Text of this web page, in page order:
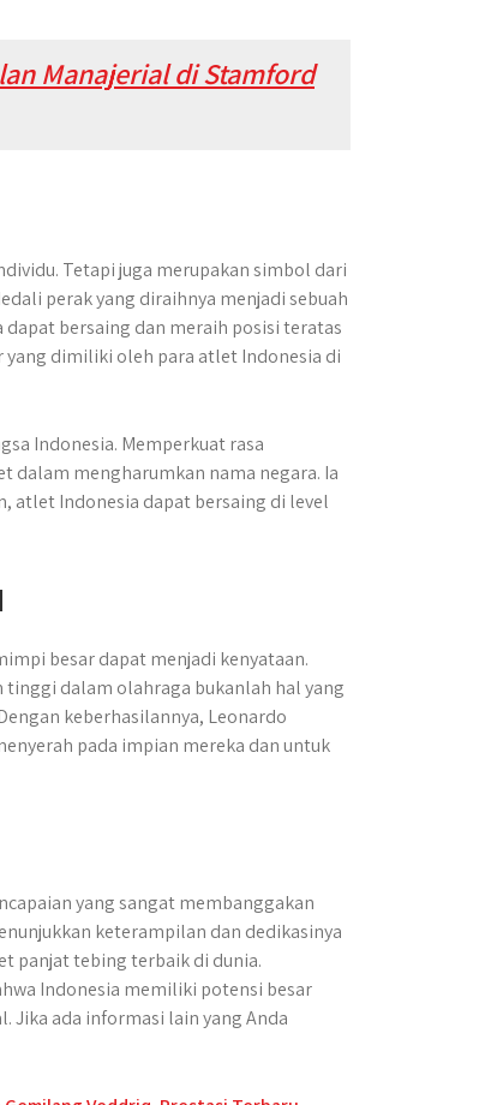
Manajerial di Stamford
Tetapi juga merupakan simbol dari
perak yang diraihnya menjadi sebuah
bersaing dan meraih posisi teratas
dimiliki oleh para atlet Indonesia di
Indonesia. Memperkuat rasa
dalam mengharumkan nama negara. Ia
atlet Indonesia dapat bersaing di level
besar dapat menjadi kenyataan.
dalam olahraga bukanlah hal yang
keberhasilannya, Leonardo
pada impian mereka dan untuk
yang sangat membanggakan
keterampilan dan dedikasinya
panjat tebing terbaik di dunia.
Indonesia memiliki potensi besar
Jika ada informasi lain yang Anda